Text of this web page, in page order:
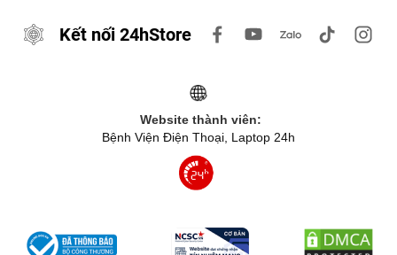
Kết nối 24hStore
Website thành viên:
Bệnh Viện Điện Thoại, Laptop 24h